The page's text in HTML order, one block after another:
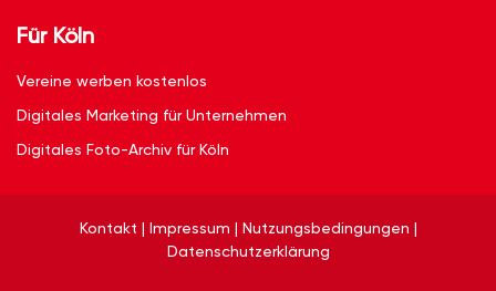
Für Köln
Vereine werben kostenlos
Digitales Marketing für Unternehmen
Digitales Foto-Archiv für Köln
Kontakt | Impressum | Nutzungsbedingungen |
Datenschutzerklärung